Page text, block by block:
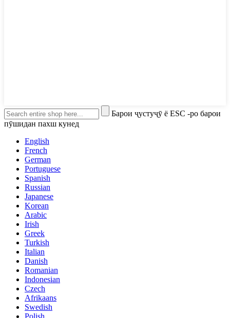
Барои ҷустуҷӯ ё ESC -ро барои
пӯшидан пахш кунед
English
French
German
Portuguese
Spanish
Russian
Japanese
Korean
Arabic
Irish
Greek
Turkish
Italian
Danish
Romanian
Indonesian
Czech
Afrikaans
Swedish